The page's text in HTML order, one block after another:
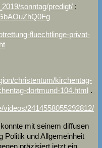
sonntag/predigt/ ;
fluechtlinge-privat-
christentum/kirchentag-
dortmund-104.html .
2414558055292812/
mit seinem diffusen
Politik und Allgemeinheit
präzisiert jetzt ein